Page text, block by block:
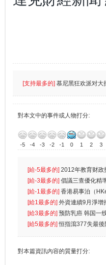
[支持最多的] 慕尼黑狂欢派对大
對本文中的事件或人物打分:
-5 -4 -3 -2 -1 0 1 2 3
[給-5最多的] 2012年教育财政
首位
[給-3最多的] 倡議三查優化精
生
[給-1最多的] 香港易事泊（
k）”项目
[給1最多的] 外資連續9月淨增
[給3最多的] 预防乳癌 韩国一
[給5最多的]恒指瀉377失最
對本篇資訊內容的質量打分: